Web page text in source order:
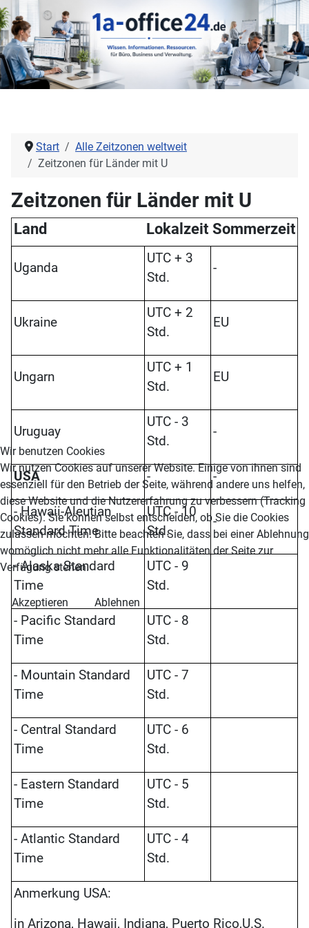
Start
Alle Zeitzonen weltweit
Zeitzonen für Länder mit U
Zeitzonen für Länder mit U
Land Lokalzeit Sommerzeit
Uganda
UTC + 3
Std.
-
Ukraine
UTC + 2
Std.
EU
Ungarn
UTC + 1
Std.
EU
Uruguay
UTC - 3
Std.
-
USA - -
- Hawaii-Aleutian
Standard Time
UTC - 10
Std.
-
- Alaska Standard
Time
UTC - 9
Std.
- Pacific Standard
Time
UTC - 8
Std.
- Mountain Standard
Time
UTC - 7
Std.
- Central Standard
Time
UTC - 6
Std.
- Eastern Standard
Time
UTC - 5
Std.
- Atlantic Standard
Time
UTC - 4
Std.
Anmerkung USA:
in Arizona, Hawaii, Indiana, Puerto Rico,U.S.
Wir benutzen Cookies
Wir nutzen Cookies auf unserer Website. Einige von ihnen sind
essenziell für den Betrieb der Seite, während andere uns helfen,
diese Website und die Nutzererfahrung zu verbessern (Tracking
Cookies). Sie können selbst entscheiden, ob Sie die Cookies
zulassen möchten. Bitte beachten Sie, dass bei einer Ablehnung
womöglich nicht mehr alle Funktionalitäten der Seite zur
Verfügung stehen.
Akzeptieren Ablehnen